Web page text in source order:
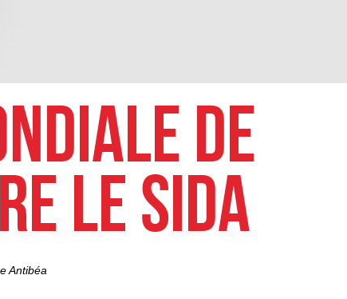
DE
LE SIDA
Antibéa